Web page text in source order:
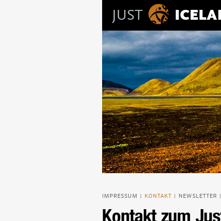
JUST
IMPRESSUM KONTAKT NEWSLETTER
Kontakt zum